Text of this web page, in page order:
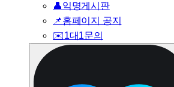
👤익명게시판
📌홈페이지 공지
✉️1대1문의